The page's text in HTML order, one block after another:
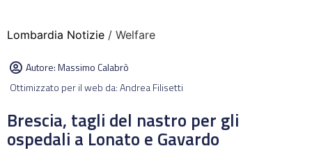
Lombardia Notizie / Welfare
Autore:Massimo Calabrò
Ottimizzato per il web da: Andrea Filisetti
Brescia, tagli del nastro per gli
ospedali a Lonato e Gavardo